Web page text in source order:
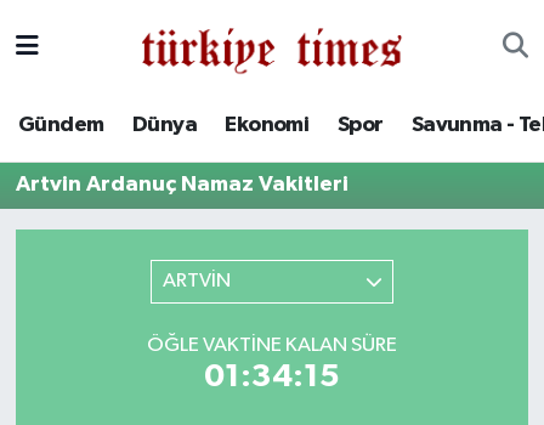
Gündem Dünya Ekonomi Spor Savunma -
Artvin Ardanuç Namaz Vakitleri
ARTVİN
ÖĞLE VAKTINE KALAN SÜRE
01:34:15
Ekonomi
Savunma - Teknoloji
Süper Lig Puan Durumu ve Fikstür
Tüm Manşetler
Son Dakika Haberleri